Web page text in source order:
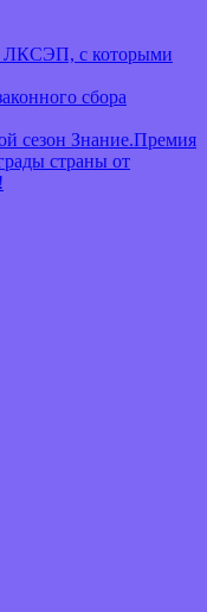
ЛКСЭП, с которыми
сбора
сезон Знание.Премия
страны от